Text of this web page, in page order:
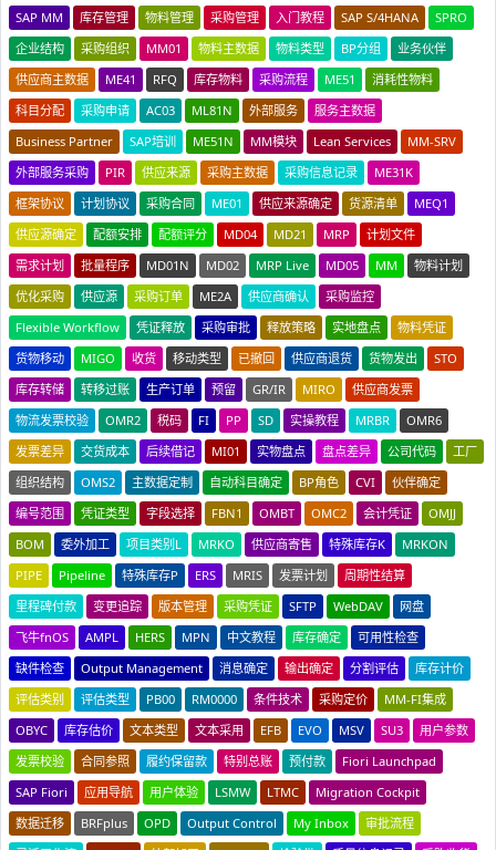
SAP MM
库存管理 物料管理 采购管理 入门教程 SAP S/4HANA
SPRO
企业结构
采购组织 MM01 物料主数据 物料类型 BP分组
业务伙伴
供应商主数据
ME41 RFQ 库存物料 采购流程 ME51
消耗性物料
科目分配
采购申请 AC03 ML81N 外部服务
服务主数据
Business Partner
SAP培训 ME51N MM模块 Lean Services
MM-SRV
外部服务采购
PIR 供应来源 采购主数据 采购信息记录
ME31K
框架协议
计划协议 采购合同 ME01 供应来源确定 货源清单
MEQ1
供应源确定
配额安排 配额评分 MD04 MD21 MRP
计划文件
需求计划
批量程序 MD01N MD02 MRP Live MD05 MM
物料计划
优化采购
供应源 采购订单 ME2A 供应商确认
采购监控
Flexible Workflow
凭证释放 采购审批 释放策略 实地盘点
物料凭证
货物移动
MIGO 收货 移动类型 已撤回 供应商退货 货物发出
STO
库存转储
转移过账 生产订单 预留 GR/IR MIRO
供应商发票
物流发票校验
OMR2 税码 FI PP SD 实操教程 MRBR
OMR6
发票差异
交货成本 后续借记 MI01 实物盘点 盘点差异 公司代码
工厂
组织结构
OMS2 主数据定制 自动科目确定 BP角色 CVI
伙伴确定
编号范围
凭证类型 字段选择 FBN1 OMBT OMC2 会计凭证
OMJJ
BOM
委外加工 项目类别L MRKO 供应商寄售 特殊库存K
MRKON
PIPE
Pipeline 特殊库存P ERS MRIS 发票计划
周期性结算
里程碑付款
变更追踪 版本管理 采购凭证 SFTP WebDAV
网盘
飞牛fnOS
AMPL HERS MPN 中文教程 库存确定
可用性检查
缺件检查
Output Management 消息确定 输出确定 分割评估
库存计价
评估类别
评估类型 PB00 RM0000 条件技术 采购定价
MM-FI集成
OBYC
库存估价 文本类型 文本采用 EFB EVO MSV SU3
用户参数
发票校验
合同参照 履约保留款 特别总账 预付款
Fiori Launchpad
SAP Fiori
应用导航 用户体验 LSMW LTMC
Migration Cockpit
数据迁移
BRFplus OPD Output Control My Inbox
审批流程